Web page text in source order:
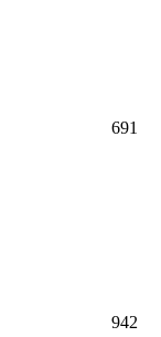
691
942